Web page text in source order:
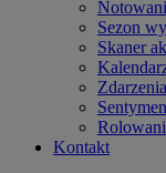
Sezon
Skaner
Kontakt